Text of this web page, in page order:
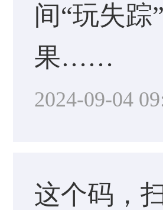
间“玩失踪
果……
2024-09-04
这个码，